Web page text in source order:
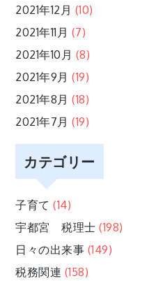
2021年12月 (10)
2021年11月 (7)
2021年10月 (8)
2021年9月 (19)
2021年8月 (18)
2021年7月 (19)
カテゴリー
子育て (14)
宇都宮 税理士 (198)
日々の出来事 (149)
税務関連 (158)